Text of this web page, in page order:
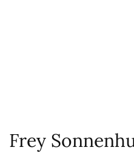
Frey